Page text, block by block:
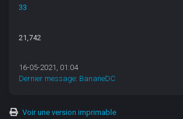
33
21,742
16-05-2021, 01:04
Dernier message: BananeDC
Voir une version imprimable